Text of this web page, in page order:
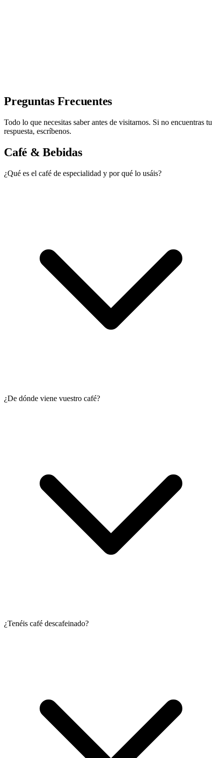
Preguntas Frecuentes
Todo lo que necesitas saber antes de visitarnos. Si no encuentras tu
respuesta, escríbenos.
Café & Bebidas
¿Qué es el café de especialidad y por qué lo usáis?
¿De dónde viene vuestro café?
¿Tenéis café descafeinado?